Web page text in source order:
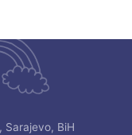
Sarajevo, BiH